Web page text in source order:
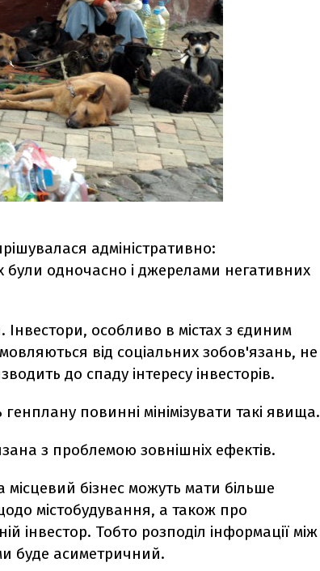
адміністративно:
були одночасно і джерелами негативних
Інвестори, особливо в містах з єдиним
від соціальних зобов'язань, не
до спаду інтересу інвесторів.
генплану повинні мінімізувати такі явища.
з проблемою зовнішніх ефектів.
бізнес можуть мати більше
містобудування, а також про
інвестор. Тобто розподіл інформації між
буде асиметричний.